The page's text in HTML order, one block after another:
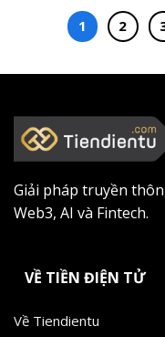
1 2
Giải pháp truyền
Web3, AI và Fintech.
VỀ TIỀN ĐIỆN TỬ
Về Tiendientu